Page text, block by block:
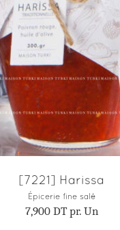
AJOUTER AU PANIER
[7221] Harissa
Épicerie fine salé
7,900DT pr. Un